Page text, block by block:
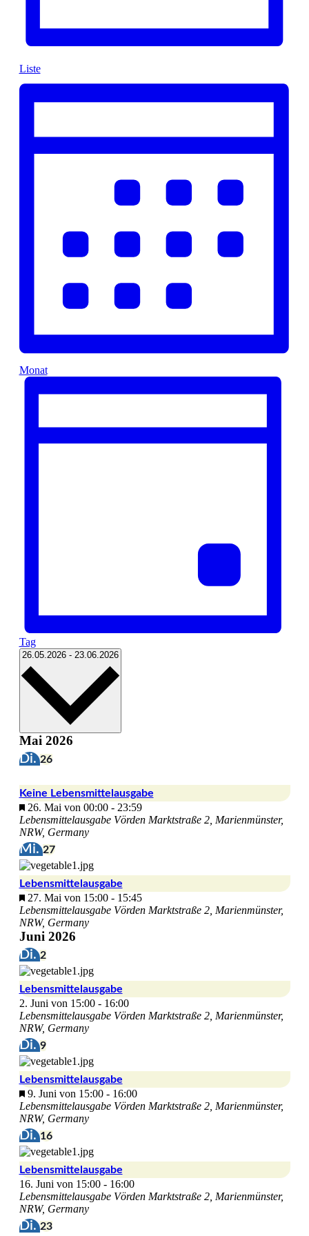
Liste
Monat
Tag
26.05.2026 - 23.06.2026 Datum
Mai 2026
Di.26
Keine Lebensmittelausgabe
Hervorgehoben
26. Mai von 00:00- 23:59
Lebensmittelausgabe Vörden Marktstraße 2, Marienmünster,
NRW, Germany
Mi.27
Lebensmittelausgabe
Hervorgehoben
27. Mai von 15:00- 15:45
Lebensmittelausgabe Vörden Marktstraße 2, Marienmünster,
NRW, Germany
Juni 2026
Di.2
Lebensmittelausgabe
2. Juni von 15:00- 16:00
Lebensmittelausgabe Vörden Marktstraße 2, Marienmünster,
NRW, Germany
Di.9
Lebensmittelausgabe
Hervorgehoben
9. Juni von 15:00- 16:00
Lebensmittelausgabe Vörden Marktstraße 2, Marienmünster,
NRW, Germany
Di.16
Lebensmittelausgabe
16. Juni von 15:00- 16:00
Lebensmittelausgabe Vörden Marktstraße 2, Marienmünster,
NRW, Germany
Di.23